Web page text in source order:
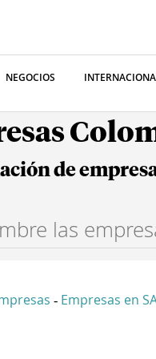
NEGOCIOS
de
- Empresas en